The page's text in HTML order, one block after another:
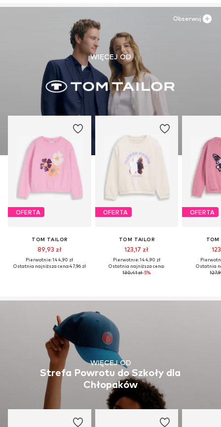
WIĘCEJ OD
OFERTA
TOM TAILOR
89,93 zł
Pierwotnie: 144,90 zł
Ostatnia najniższa cena:47,96 zł
OFERTA
TOM TAILOR
123,17 zł
Pierwotnie: 144,90 zł
Ostatnia najniższa cena:
130,41 zł-5%
OFERTA
TOM
Ostatnia
Obserwuj
WIĘCEJ OD
Strefa Powrotu do Szkoły dla
Chłopaków